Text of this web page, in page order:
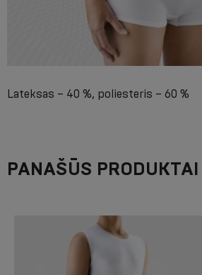
Lateksas – 40 %, poliesteris – 60 %
PANAŠŪS PRODUKTAI